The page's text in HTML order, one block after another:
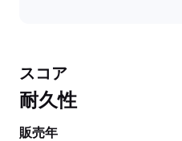
スコア
耐久性
販売年